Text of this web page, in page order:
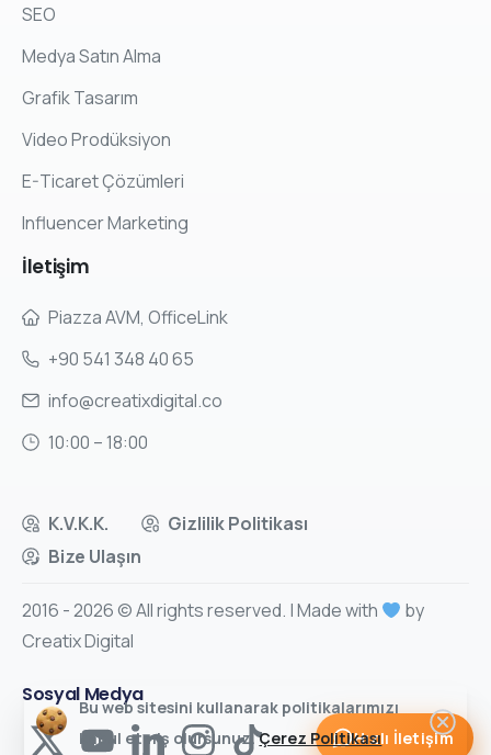
SEO
Medya Satın Alma
Grafik Tasarım
Video Prodüksiyon
E-Ticaret Çözümleri
Influencer Marketing
İletişim
Piazza AVM, OfficeLink
+90 541 348 40 65
info@creatixdigital.co
10:00 – 18:00
K.V.K.K.
Gizlilik Politikası
Bize Ulaşın
2016 - 2026 © All rights reserved. | Made with
by
Creatix Digital
Sosyal Medya
Hızlı İletişim
Bu web sitesini kullanarak politikalarımızı
kabul etmiş olursunuz.Çerez Politikası